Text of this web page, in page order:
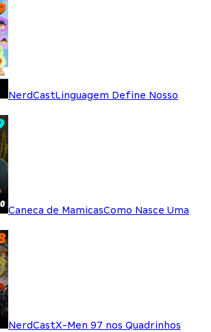
NerdCastLinguagem Define Nosso
Caneca de MamicasComo Nasce Uma
NerdCastX-Men 97 nos Quadrinhos